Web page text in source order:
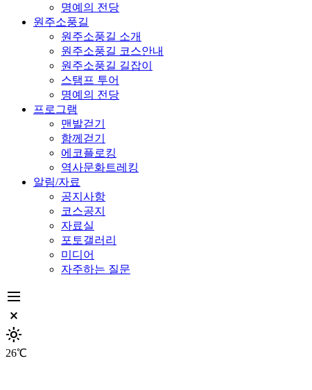
명예의 전당
원주소풍길
원주소풍길 소개
원주소풍길 코스안내
원주소풍길 길잡이
스탬프 투어
명예의 전당
프로그램
맨발걷기
함께걷기
에코플로킹
역사문화트레킹
알림/자료
공지사항
코스공지
자료실
포토갤러리
미디어
자주하는 질문
dehaze
close_small
light_mode
26℃